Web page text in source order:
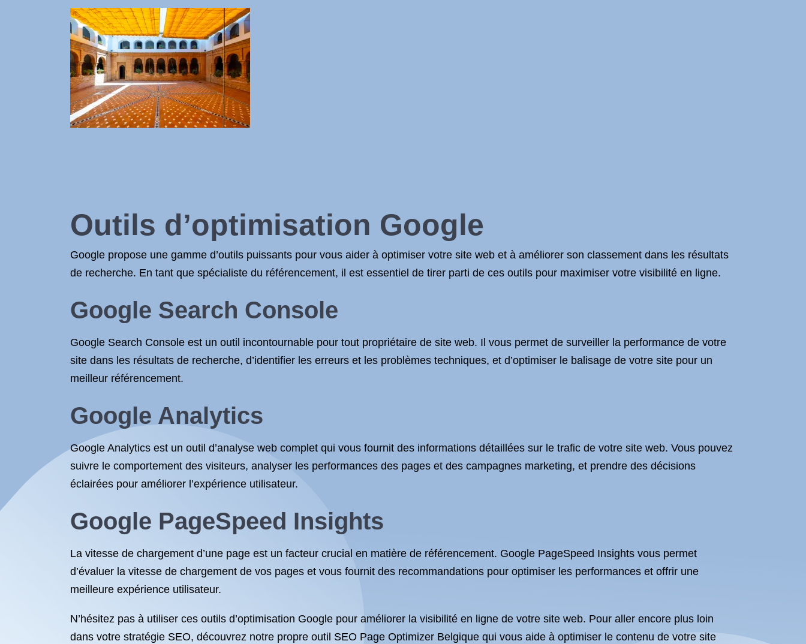
Outils d’optimisation Google
Google propose une gamme d’outils puissants pour vous aider à optimiser votre site web et à améliorer son classement dans les résultats
de recherche. En tant que spécialiste du référencement, il est essentiel de tirer parti de ces outils pour maximiser votre visibilité en ligne.
Google Search Console
Google Search Console est un outil incontournable pour tout propriétaire de site web. Il vous permet de surveiller la performance de votre
site dans les résultats de recherche, d’identifier les erreurs et les problèmes techniques, et d’optimiser le balisage de votre site pour un
meilleur référencement.
Google Analytics
Google Analytics est un outil d’analyse web complet qui vous fournit des informations détaillées sur le trafic de votre site web. Vous pouvez
suivre le comportement des visiteurs, analyser les performances des pages et des campagnes marketing, et prendre des décisions
éclairées pour améliorer l’expérience utilisateur.
Google PageSpeed Insights
La vitesse de chargement d’une page est un facteur crucial en matière de référencement. Google PageSpeed Insights vous permet
d’évaluer la vitesse de chargement de vos pages et vous fournit des recommandations pour optimiser les performances et offrir une
meilleure expérience utilisateur.
N’hésitez pas à utiliser ces outils d’optimisation Google pour améliorer la visibilité en ligne de votre site web. Pour aller encore plus loin
dans votre stratégie SEO, découvrez notre propre outil SEO Page Optimizer Belgique qui vous aide à optimiser le contenu de votre site